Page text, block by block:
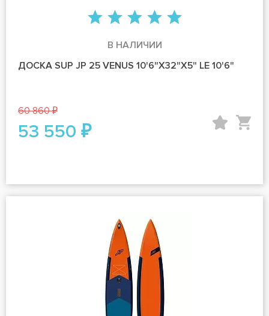
В НАЛИЧИИ
ДОСКА SUP JP 25 VENUS 10'6"X32"X5" LE 10'6"
60 860 ₽
53 550 ₽